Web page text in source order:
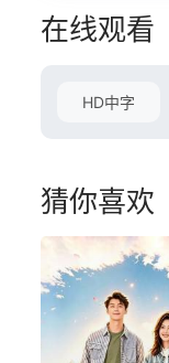
在线观看
HD中字
猜你喜欢